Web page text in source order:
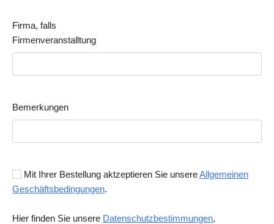
Firma, falls
Firmenveranstalltung
Bemerkungen
Mit Ihrer Bestellung aktzeptieren Sie unsereAllgemeinen
Geschäftsbedingungen.
Hier finden Sie unsere Datenschutzbestimmungen,